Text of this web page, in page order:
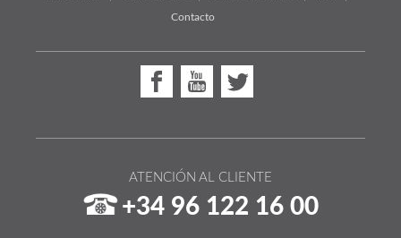
Contacto
ATENCIÓN AL CLIENTE
+34 96 122 16 00